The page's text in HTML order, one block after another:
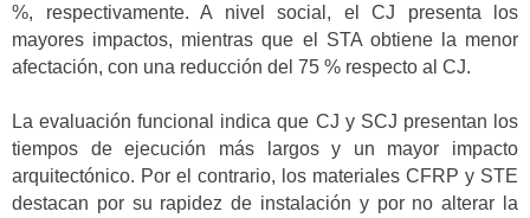
%, respectivamente. A nivel social, el CJ presenta los
mayores impactos, mientras que el STA obtiene la menor
afectación, con una reducción del 75 % respecto al CJ.
La evaluación funcional indica que CJ y SCJ presentan los
tiempos de ejecución más largos y un mayor impacto
arquitectónico. Por el contrario, los materiales CFRP y STE
destacan por su rapidez de instalación y por no alterar la